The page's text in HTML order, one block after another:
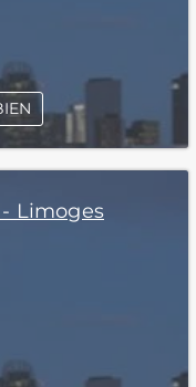
Limoges